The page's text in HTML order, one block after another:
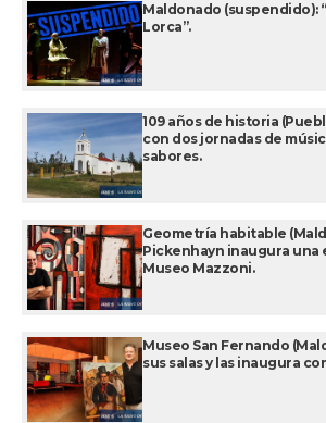
Maldonado (suspendido):
Lorca”.
109 años de historia
con dos jornadas de
sabores.
Geometría habitable
Pickenhayn inaugura una
Museo Mazzoni.
Museo San Fernando
sus salas y las inaugura